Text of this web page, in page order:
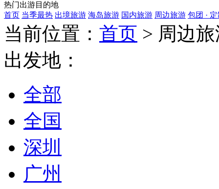
热门出游目的地
首页 当季最热 出境旅游 海岛旅游 国内旅游 周边旅游 包团 ·
当前位置： 首页 > 周边
出发地：
全部
全国
深圳
广州